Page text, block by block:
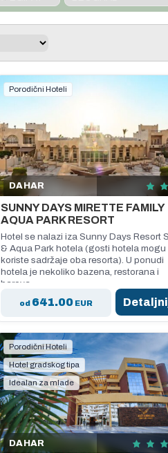
Porodični Hoteli
DAHAR
SUNNY DAYS MIRETTE FAMILY
AQUA PARK RESORT
Hotel se nalazi iza Sunny Days Resort
& Aqua Park hotela (gosti hotela mogu
koriste sadržaje oba resorta). U ponudi
hotela je nekoliko bazena, restorana i
barova.
od 641.00 EUR
Porodični Hoteli
Hotel gradskog tipa
Idealan za mlade
DAHAR